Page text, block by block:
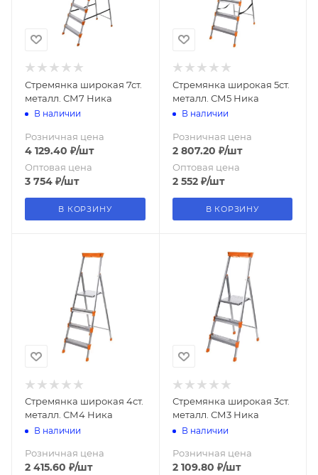
Стремянка широкая 7ст.
металл. СМ7 Ника
В наличии
Розничная цена
4 129.40 ₽/шт
Оптовая цена
3 754 ₽/шт
В КОРЗИНУ
Стремянка широкая 5ст.
металл. СМ5 Ника
В наличии
Розничная цена
2 807.20 ₽/шт
Оптовая цена
2 552₽/шт
В КОРЗИНУ
Стремянка широкая 4ст.
металл. СМ4 Ника
В наличии
Розничная цена
2 415.60 ₽/шт
Стремянка широкая 3ст.
металл. СМ3 Ника
В наличии
Розничная цена
2 109.80 ₽/шт